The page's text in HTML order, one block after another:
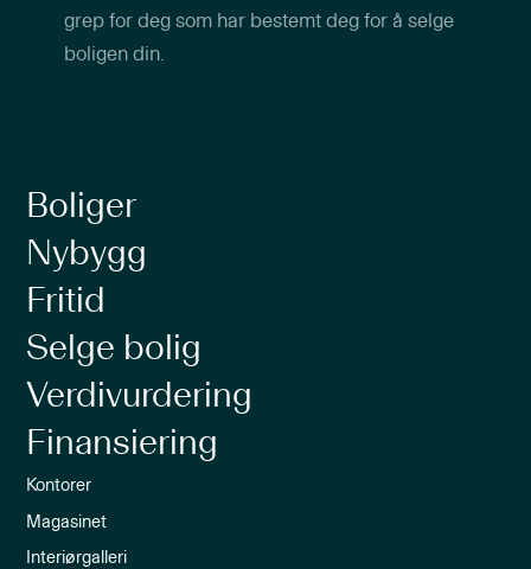
grep for deg som har bestemt deg for å selge
boligen din.
Boliger
Nybygg
Fritid
Selge bolig
Verdivurdering
Finansiering
Kontorer
Magasinet
Interiørgalleri